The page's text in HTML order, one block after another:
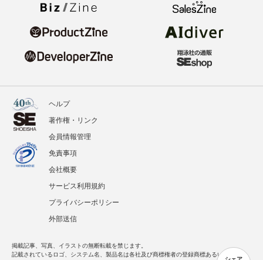
ヘルプ
著作権・リンク
会員情報管理
免責事項
会社概要
サービス利用規約
プライバシーポリシー
外部送信
掲載記事、写真、イラストの無断転載を禁じます。
記載されているロゴ、システム名、製品名は各社及び商標権者の登録商標あるいは商標で